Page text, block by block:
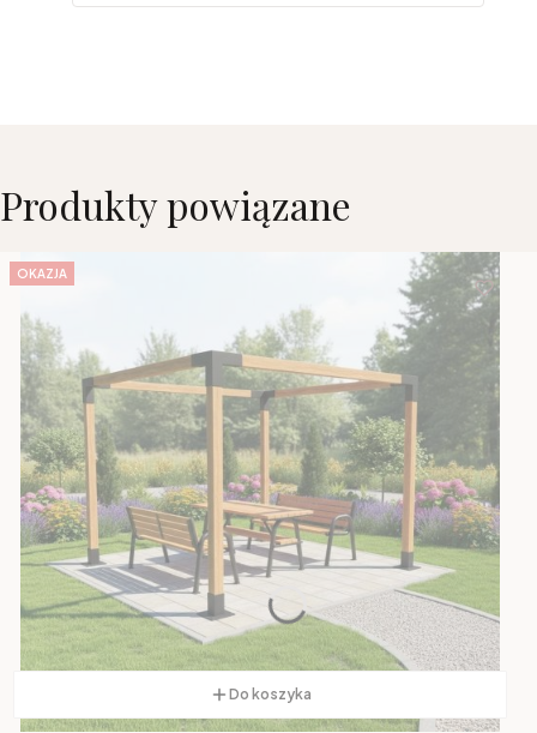
Produkty powiązane
OKAZJA
Do koszyka